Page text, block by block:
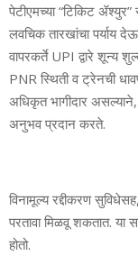
पेटीएमच्या “टिकिट
लवचिक तारखांचा पर्याय
वापरकर्ते UPI द्वारे
PNR स्थिती व ट्रेनची
अधिकृत भागीदार
अनुभव प्रदान करते.
विनामूल्य रद्दीकरण
परतावा मिळवू शकतात. या
होतो.